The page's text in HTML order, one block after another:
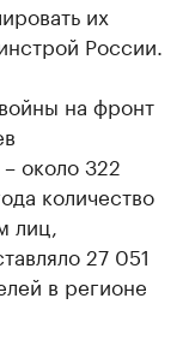
их
России.
на фронт
около 322
количество
лиц,
27 051
в регионе